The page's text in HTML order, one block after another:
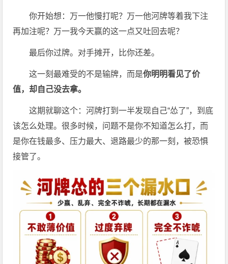
你开始想：万一他慢打呢？万一他河牌等着我下注
再加注呢？万一我今天赢的这一点又吐回去呢？
最后你过牌。对手摊开，比你还差。
这一刻最难受的不是输牌，而是你明明看见了价
值，却自己没去拿。
这期就聊这个：河牌打到一半发现自己“怂了”，到底
该怎么处理。很多时候，问题不是你不知道怎么打，而
是你在钱最多、压力最大、退路最少的那一刻，被恐惧
接管了。